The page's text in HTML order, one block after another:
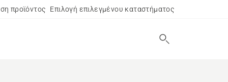
προϊόντος Επιλογή επιλεγμένου καταστήματος